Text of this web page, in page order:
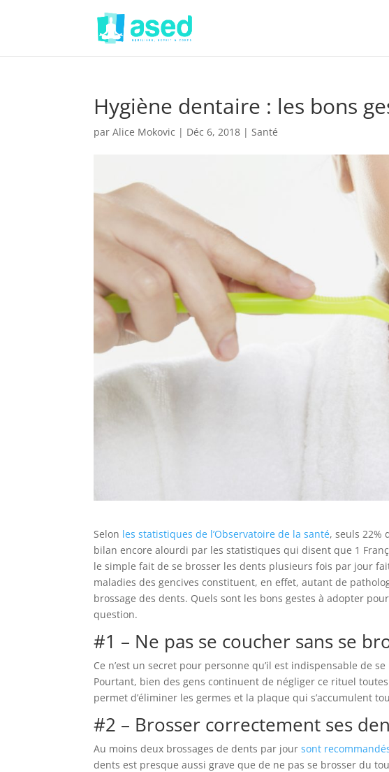
Hygiène dentaire : les bons
parAlice Mokovic | Déc 6, 2018 |Santé
Selon les statistiques de l’Observatoire de la santé, seuls 22%
bilan encore alourdi par les statistiques qui disent que 1
le simple fait de se brosser les dents plusieurs fois par jour
maladies des gencives constituent, en effet, autant de
brossage des dents. Quels sont les bons gestes à adopter
question.
#1 – Ne pas se coucher sans se
Ce n’est un secret pour personne qu’il est indispensable de
Pourtant, bien des gens continuent de négliger ce rituel
permet d’éliminer les germes et la plaque qui s’accumulent
#2 – Brosser correctement ses
Au moins deux brossages de dents par joursont
dents est presque aussi grave que de ne pas se brosser du